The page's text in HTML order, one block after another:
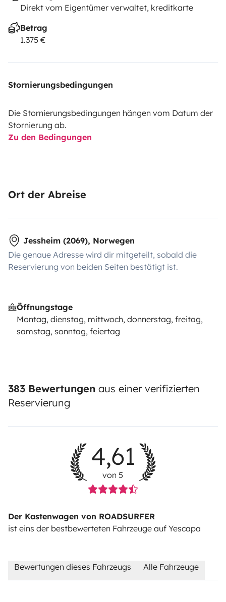
Direkt vom Eigentümer verwaltet, kreditkarte
Betrag
1.375 €
Stornierungsbedingungen
Die Stornierungsbedingungen hängen vom Datum der
Stornierung ab.
Zu den Bedingungen
Ort der Abreise
Jessheim (2069), Norwegen
Die genaue Adresse wird dir mitgeteilt, sobald die
Reservierung von beiden Seiten bestätigt ist.
Öffnungstage
Montag, dienstag, mittwoch, donnerstag, freitag,
samstag, sonntag, feiertag
383 Bewertungen aus einer verifizierten
Reservierung
4,61
von 5
Der Kastenwagen von ROADSURFER
ist eins der bestbewerteten Fahrzeuge auf Yescapa
Bewertungen dieses Fahrzeugs Alle Fahrzeuge